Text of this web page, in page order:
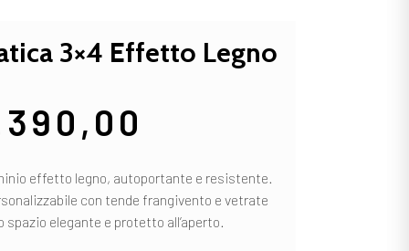
3×4 Effetto Legno
effetto legno, autoportante e resistente.
con tende frangivento e vetrate
spazio elegante e protetto all’aperto.